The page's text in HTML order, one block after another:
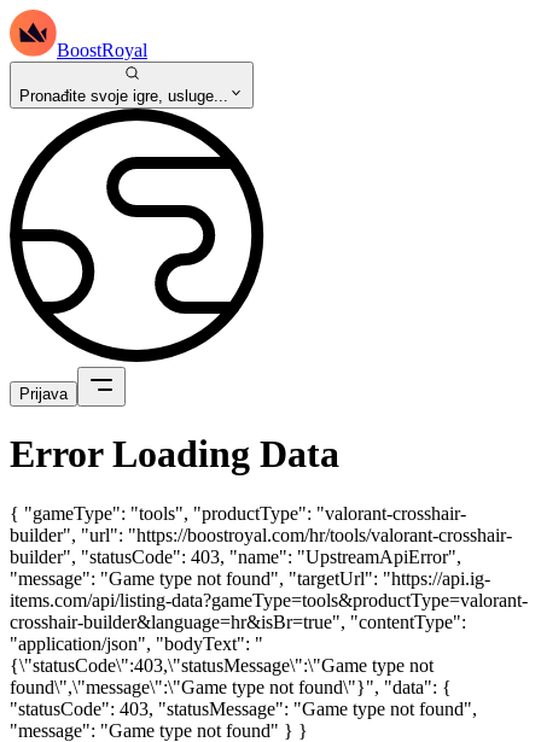
BoostRoyal
Pronađite svoje igre, usluge...
Prijava
Error Loading Data
{ "gameType": "tools", "productType": "valorant-crosshair-
builder", "url": "https://boostroyal.com/hr/tools/valorant-crosshair-
builder", "statusCode": 403, "name": "UpstreamApiError",
"message": "Game type not found", "targetUrl": "https://api.ig-
items.com/api/listing-data?gameType=tools&productType=valorant-
crosshair-builder&language=hr&isBr=true", "contentType":
"application/json", "bodyText": "
{\"statusCode\":403,\"statusMessage\":\"Game type not
found\",\"message\":\"Game type not found\"}", "data": {
"statusCode": 403, "statusMessage": "Game type not found",
"message": "Game type not found" } }